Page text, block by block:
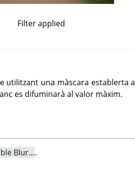
Filter applied
utilitzant una màscara establerta a
es difuminarà al valor màxim.
Blur….